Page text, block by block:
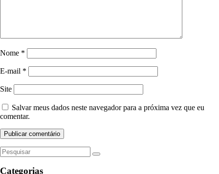
Nome *
E-mail *
Site
Salvar meus dados neste navegador para a próxima vez que eu
comentar.
Categorias